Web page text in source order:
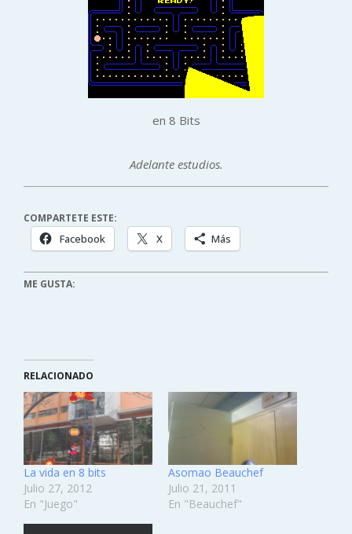
en 8 Bits
Adelante estudios.
COMPARTETE ESTE:
Facebook X Más
ME GUSTA:
RELACIONADO
La vida en 8 bits
Julio 27, 2012
En "Juego"
Asomao Beauchef
Julio 21, 2011
En "Beauchef"